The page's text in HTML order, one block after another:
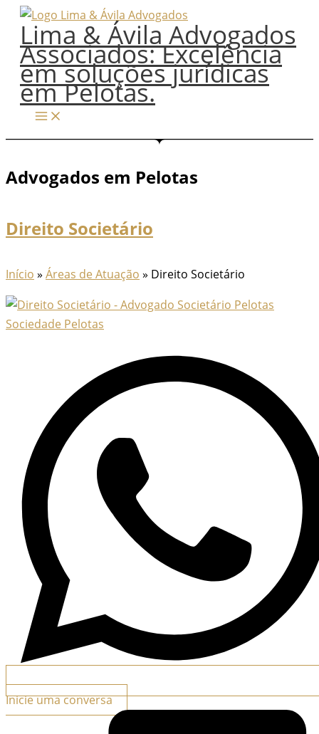
para
conteúdo
Lima & Ávila Advogados
Associados: Excelência
em soluções jurídicas
em Pelotas.
Advogados em Pelotas
Direito Societário
Início » Áreas de Atuação » Direito Societário
Inicie uma conversa